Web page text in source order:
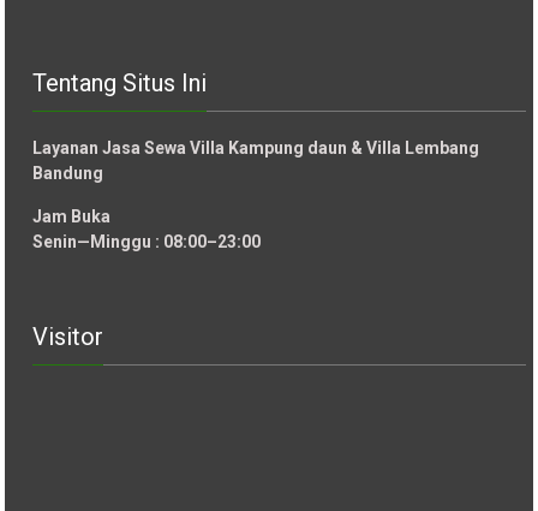
Tentang Situs Ini
Layanan Jasa Sewa Villa Kampung daun & Villa Lembang
Bandung
Jam Buka
Senin—Minggu : 08:00–23:00
Visitor